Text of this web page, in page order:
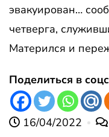
эвакуирован…
четверга,
Матерился и
Поделиться в
16/04/2022